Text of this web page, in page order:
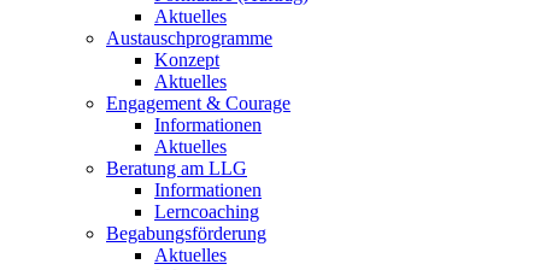
Aktuelles
Austauschprogramme
Konzept
Aktuelles
Engagement & Courage
Informationen
Aktuelles
Beratung am LLG
Informationen
Lerncoaching
Begabungsförderung
Aktuelles